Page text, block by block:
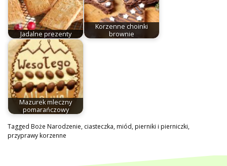
Jadalne prezenty
Korzenne choinki
brownie
Mazurek mleczny
pomarańczowy
Tagged Boże Narodzenie, ciasteczka,miód,pierniki i pierniczki,
przyprawy korzenne